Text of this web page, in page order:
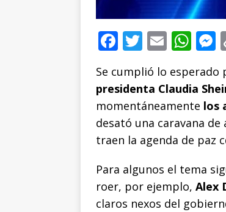
F
c
e
b
o
k
T
w
it
te
r
E
ai
l
W
at
s
A
p
r
Se cumplió lo esperado
presidenta Claudia
momentáneamente los
desató una caravana
traen la agenda de paz
Para algunos el tema
roer, por ejemplo, Alex
claros nexos del